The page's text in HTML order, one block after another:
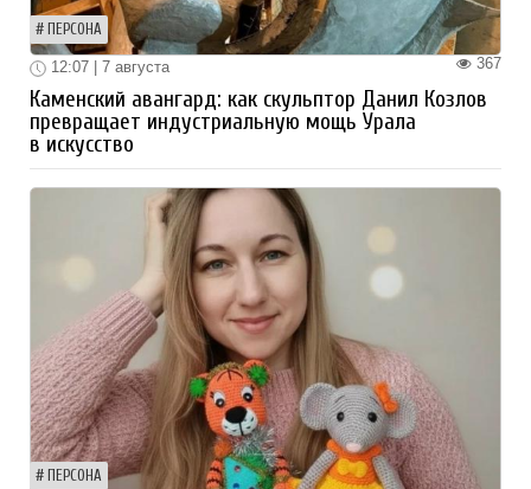
ПЕРСОНА
367
12:07 | 7 августа
Каменский авангард: как скульптор Данил Козлов
превращает индустриальную мощь Урала
в искусство
ПЕРСОНА